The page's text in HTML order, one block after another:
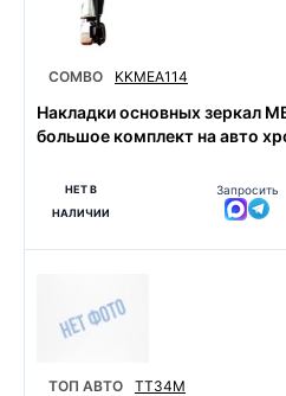
COMBO KKMEA114
Накладки основных зеркал
большое комплект на авто
НЕТ В
НАЛИЧИИ
Запросить
ТОП АВТО TT34M